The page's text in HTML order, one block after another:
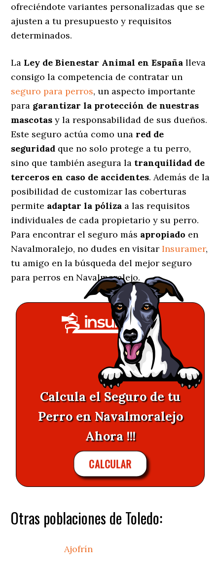
ofreciéndote variantes personalizadas que se
ajusten a tu presupuesto y requisitos
determinados.
La Ley de Bienestar Animal en España lleva
consigo la competencia de contratar un
seguro para perros, un aspecto importante
para garantizar la protección de nuestras
mascotas y la responsabilidad de sus dueños.
Este seguro actúa como una red de
seguridad que no solo protege a tu perro,
sino que también asegura la tranquilidad de
terceros en caso de accidentes. Además de la
posibilidad de customizar las coberturas
permite adaptar la póliza a las requisitos
individuales de cada propietario y su perro.
Para encontrar el seguro más apropiado en
Navalmoralejo, no dudes en visitarInsuramer,
tu amigo en la búsqueda del mejor seguro
para perros en Navalmoralejo.
Calcula el Seguro de tu
Perro en Navalmoralejo
Ahora !!!
CALCULAR
Otras poblaciones de Toledo:
Ajofrín